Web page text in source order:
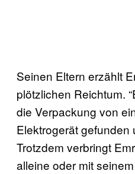
Seinen Eltern erzählt
plötzlichen Reichtum.
die Verpackung von
Elektrogerät gefunden
Trotzdem verbringt
alleine oder mit